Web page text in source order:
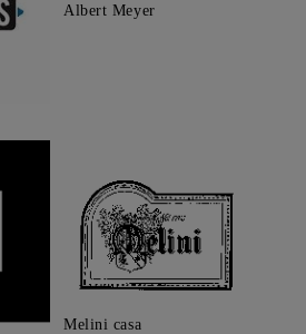
Albert Meyer
Melini casa